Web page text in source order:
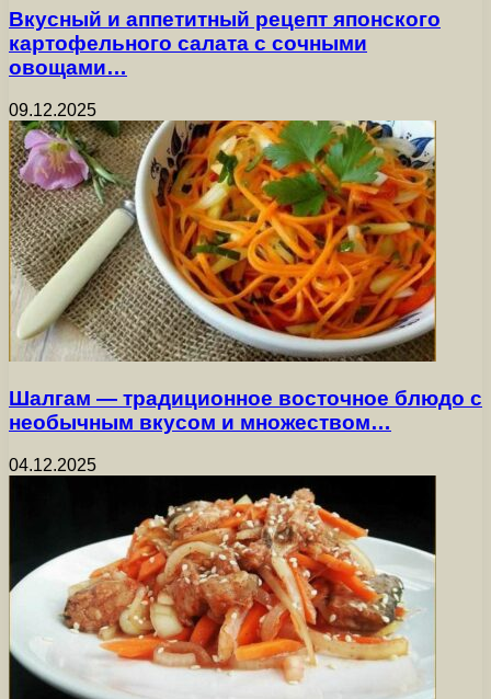
Вкусный и аппетитный рецепт японского
картофельного салата с сочными
овощами…
09.12.2025
Шалгам — традиционное восточное блюдо с
необычным вкусом и множеством…
04.12.2025